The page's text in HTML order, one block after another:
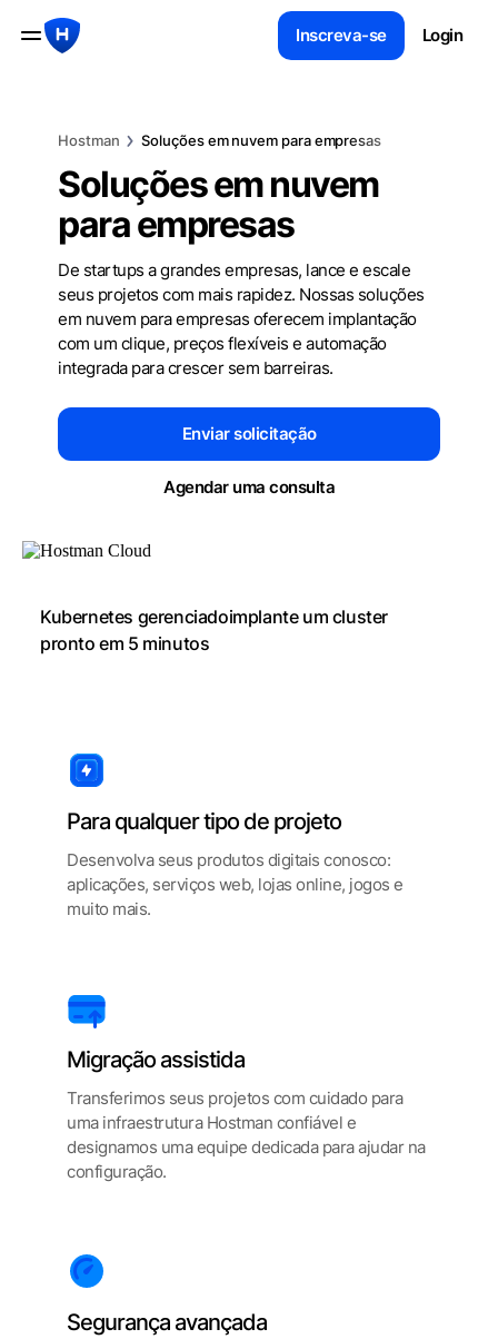
Inscreva-se Login
Hostman Soluções em nuvem para empresas
Soluções em nuvem
para empresas
De startups a grandes empresas, lance e escale
seus projetos com mais rapidez. Nossas soluções
em nuvem para empresas oferecem implantação
com um clique, preços flexíveis e automação
integrada para crescer sem barreiras.
Enviar solicitação
Agendar uma consulta
Kubernetes gerenciadoimplante um cluster
pronto em 5 minutos
Para qualquer tipo de projeto
Desenvolva seus produtos digitais conosco:
aplicações, serviços web, lojas online, jogos e
muito mais.
Migração assistida
Transferimos seus projetos com cuidado para
uma infraestrutura Hostman confiável e
designamos uma equipe dedicada para ajudar na
configuração.
Segurança avançada